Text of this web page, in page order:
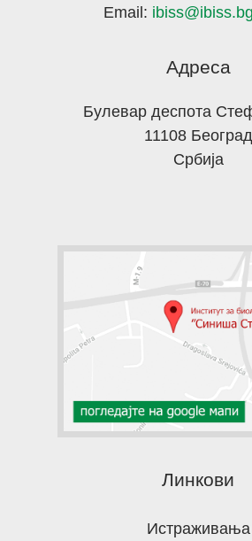
Email:
Адреса
Булевар деспота
11108 Београд
Србија
Линкови
Истраживања